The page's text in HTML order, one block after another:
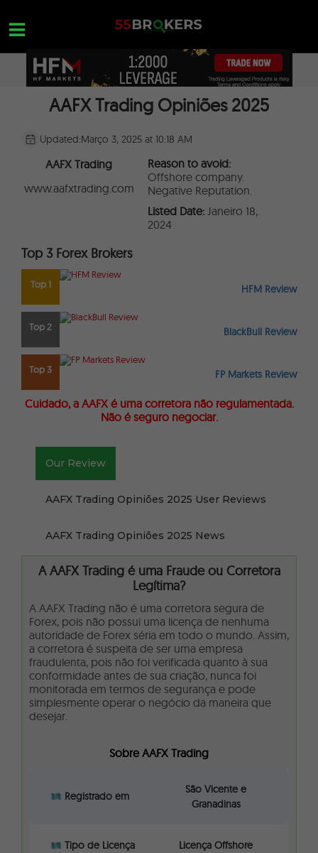
content
MELHOR CORRETORA PARA FOREX
EDUCAÇÃO EM FOREX
CONSULTAS DE NEGOCIAÇÃO
OPEN A FREE ACCOUNT
AAFX Trading Opiniões 2025
Updated:Março 3, 2025 at 10:18 AM
AAFX Trading
www.aafxtrading.com
Reason to avoid:
Offshore company.
Negative Reputation.
Listed Date:Janeiro 18,
2024
Top 3 Forex Brokers
Top 1 HFM Review
Top 2 BlackBull Review
Top 3 FP Markets Review
Cuidado, a AAFX é uma corretora não regulamentada.
Não é seguro negociar.
Our Review
AAFX Trading Opiniões 2025 User Reviews
AAFX Trading Opiniões 2025 News
A AAFX Trading é uma Fraude ou Corretora
Legítima?
A AAFX Trading não é uma corretora segura de
Forex, pois não possui uma licença de nenhuma
autoridade de Forex séria em todo o mundo. Assim,
a corretora é suspeita de ser uma empresa
fraudulenta, pois não foi verificada quanto à sua
conformidade antes de sua criação, nunca foi
monitorada em termos de segurança e pode
simplesmente operar o negócio da maneira que
desejar.
Sobre AAFX Trading
Registrado em
São Vicente e
Granadinas
Tipo de Licença Licença Offshore